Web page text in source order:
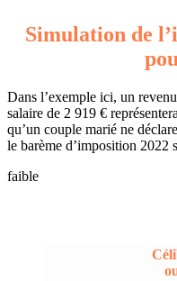
Simulation de
Dans l’exemple ici, un
salaire de 2 919 €
qu’un couple marié ne
le barème d’imposition 2022
faible